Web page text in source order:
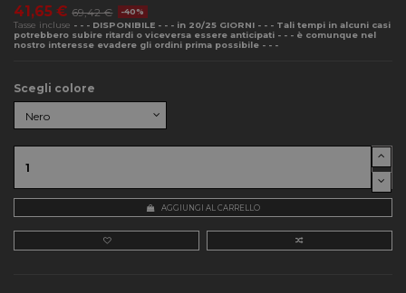
41,65 € 69,42 €
-40%
Tasse incluse - - - DISPONIBILE - - - in 20/25 GIORNI - - - Tali tempi in alcuni casi
potrebbero subire ritardi o viceversa essere anticipati - - - è comunque nel
nostro interesse evadere gli ordini prima possibile - - -
Scegli colore
AGGIUNGI AL CARRELLO